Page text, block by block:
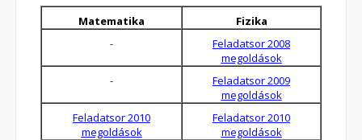
Matematika
Fizika
-
Feladatsor 2008
megoldások
-
Feladatsor 2009
megoldások
Feladatsor 2010
megoldások
Feladatsor 2010
megoldások